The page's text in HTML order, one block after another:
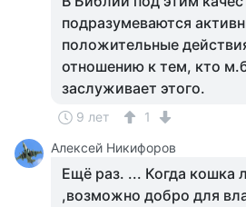
подразумеваются
положительные
отношению к тем, кто
заслуживает этого.
9 лет
1
Алексей Никифоров
Ещё раз. ... Когда кошка
,возможно добро для